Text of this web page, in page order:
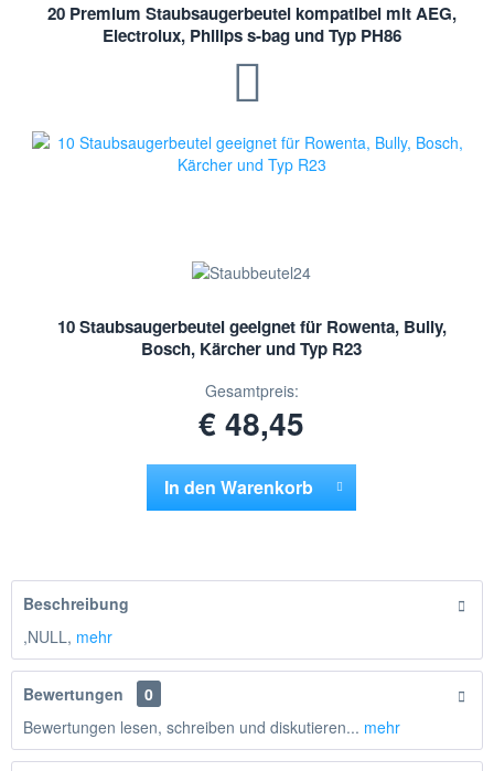
20 Premium Staubsaugerbeutel kompatibel mit AEG,
Electrolux, Philips s-bag und Typ PH86
10 Staubsaugerbeutel geeignet für Rowenta, Bully,
Bosch, Kärcher und Typ R23
Gesamtpreis:
€ 48,45
In den Warenkorb
Beschreibung
,NULL, mehr
Bewertungen
0
Bewertungen lesen, schreiben und diskutieren... mehr